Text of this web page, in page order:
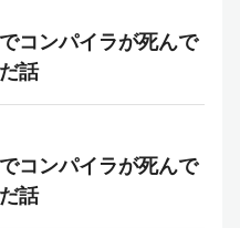
コンパイラが死んで
話
コンパイラが死んで
話